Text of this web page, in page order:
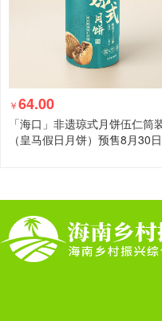
￥64.00
「海口」非遗琼式月饼伍仁筒
（皇马假日月饼）预售8月30